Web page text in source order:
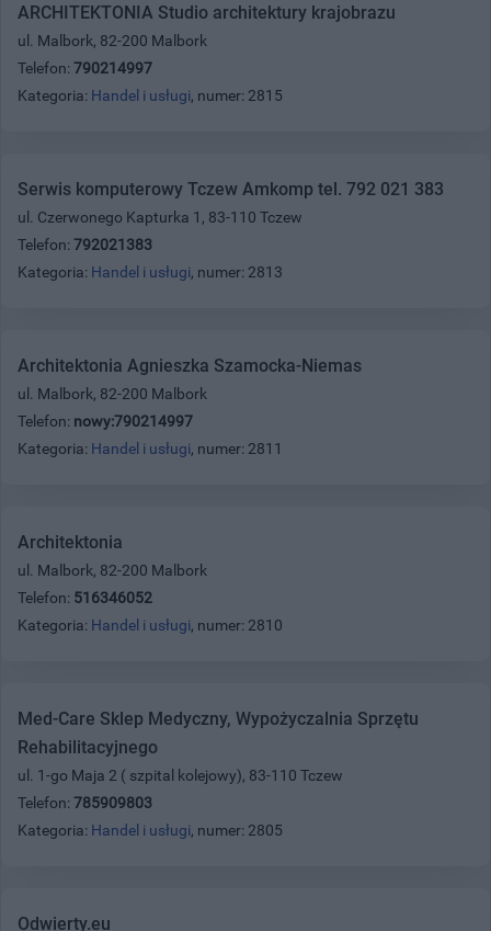
ARCHITEKTONIA Studio architektury krajobrazu
ul. Malbork, 82-200 Malbork
Telefon: 790214997
Kategoria: Handel i usługi, numer: 2815
Serwis komputerowy Tczew Amkomp tel. 792 021 383
ul. Czerwonego Kapturka 1, 83-110 Tczew
Telefon: 792021383
Kategoria: Handel i usługi, numer: 2813
Architektonia Agnieszka Szamocka-Niemas
ul. Malbork, 82-200 Malbork
Telefon: nowy:790214997
Kategoria: Handel i usługi, numer: 2811
Architektonia
ul. Malbork, 82-200 Malbork
Telefon: 516346052
Kategoria: Handel i usługi, numer: 2810
Med-Care Sklep Medyczny, Wypożyczalnia Sprzętu
Rehabilitacyjnego
ul. 1-go Maja 2 ( szpital kolejowy), 83-110 Tczew
Telefon: 785909803
Kategoria: Handel i usługi, numer: 2805
Odwierty.eu